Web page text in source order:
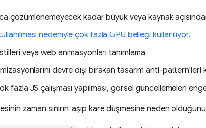
çözümlenemeyecek kadar büyük veya kaynak
nedeniyle çok fazla GPU belleği kullanılıyor.
stilleri veya web animasyonları tanımlama
devre dışı bırakan tasarım anti-pattern'leri
fazla JS çalışması yapılması, görsel güncellemeleri
zaman sınırını aşıp kare düşmesine neden